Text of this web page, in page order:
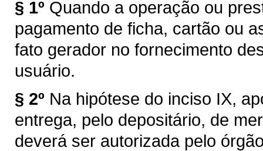
§ 1º Quando a operação ou
pagamento de ficha, cartão ou
fato gerador no fornecimento
usuário.
§ 2º Na hipótese do inciso IX,
entrega, pelo depositário, de
deverá ser autorizada pelo